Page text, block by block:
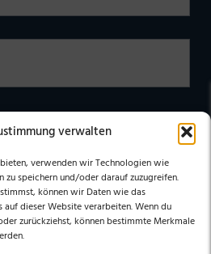
verwalten
verwenden wir Technologien wie
speichern und/oder darauf zuzugreifen.
können wir Daten wie das
dieser Website verarbeiten. Wenn du
zurückziehst, können bestimmte Merkmale
meine Daten elektronisch
Zukunft per E-Mail an
widerrufen.)